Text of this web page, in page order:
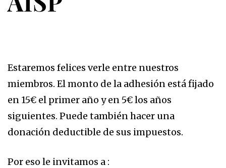
Estaremos felices verle entre nuestros
miembros. El monto de la adhesión está fijado
en 15€ el primer año y en 5€ los años
siguientes. Puede también hacer una
donación deductible de sus impuestos.
Por eso le invitamos a :